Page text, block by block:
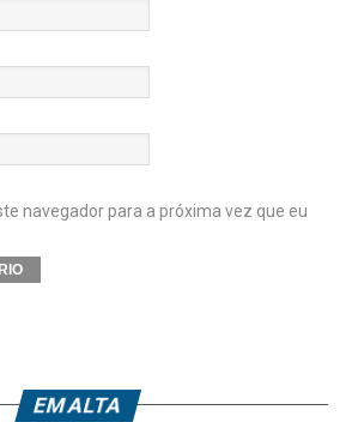
navegador para a próxima vez que eu
EM ALTA